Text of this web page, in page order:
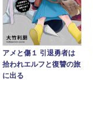
アメと傷１ 引退勇者は
拾われエルフと復讐の旅
に出る